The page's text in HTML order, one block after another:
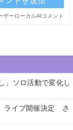
」ソロ活動で変化し
ライブ開催決定 さ